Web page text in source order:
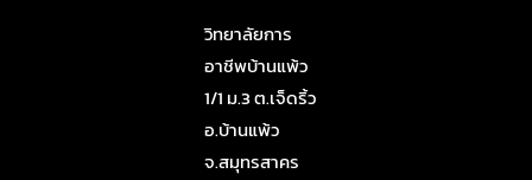
วิทยาลัยการ
อาชีพบ้านแพ้ว
1/1 ม.3 ต.เจ็ดริ้ว
อ.บ้านแพ้ว
จ.สมุทรสาคร